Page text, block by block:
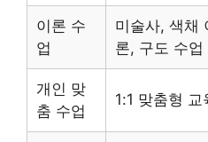
이론 수
업
미술사, 색채
론, 구도 수업
개인 맞
춤 수업
1:1 맞춤형 교